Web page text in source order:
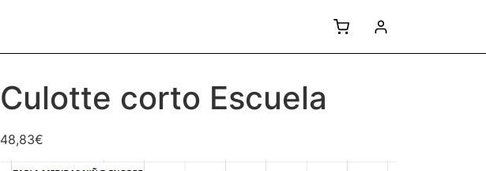
Culotte corto Escuela
48,83€